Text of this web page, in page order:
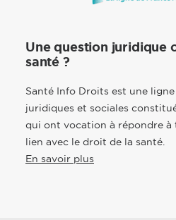
Une question juridique
santé ?
Santé Info Droits est une
juridiques et sociales
qui ont vocation à répondre à
lien avec le droit de la santé.
En savoir plus